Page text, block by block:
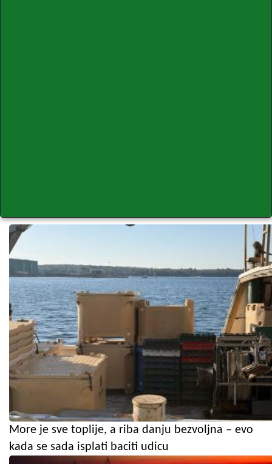
More je sve toplije, a riba danju bezvoljna – evo
kada se sada isplati baciti udicu